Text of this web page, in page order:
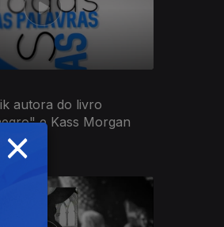
autora do livro
e Kass Morgan
×